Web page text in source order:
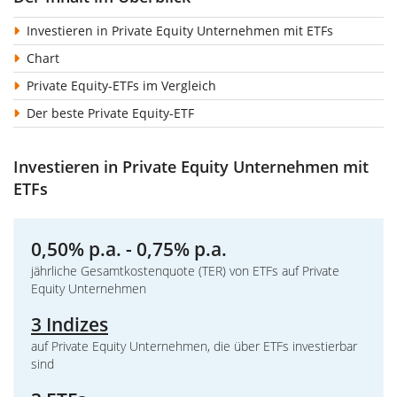
Investieren in Private Equity Unternehmen mit ETFs
Chart
Private Equity-ETFs im Vergleich
Der beste Private Equity-ETF
Investieren in Private Equity Unternehmen mit
ETFs
0,50% p.a. - 0,75% p.a.
jährliche Gesamtkostenquote (TER) von ETFs auf Private
Equity Unternehmen
3 Indizes
auf Private Equity Unternehmen, die über ETFs investierbar
sind